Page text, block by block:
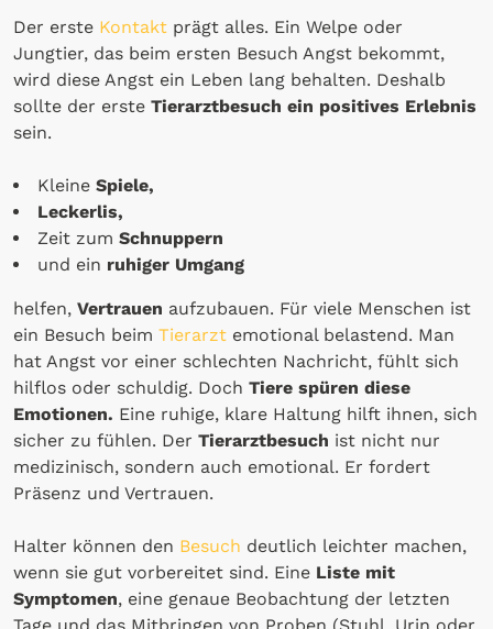
Der erste Kontakt prägt alles. Ein Welpe oder
Jungtier, das beim ersten Besuch Angst bekommt,
wird diese Angst ein Leben lang behalten. Deshalb
sollte der erste Tierarztbesuch ein positives Erlebnis
sein.
Kleine Spiele,
Leckerlis,
Zeit zum Schnuppern
und ein ruhiger Umgang
helfen, Vertrauen aufzubauen. Für viele Menschen ist
ein Besuch beim Tierarzt emotional belastend. Man
hat Angst vor einer schlechten Nachricht, fühlt sich
hilflos oder schuldig. Doch Tiere spüren diese
Emotionen. Eine ruhige, klare Haltung hilft ihnen, sich
sicher zu fühlen. Der Tierarztbesuch ist nicht nur
medizinisch, sondern auch emotional. Er fordert
Präsenz und Vertrauen.
Halter können den Besuch deutlich leichter machen,
wenn sie gut vorbereitet sind. Eine Liste mit
Symptomen, eine genaue Beobachtung der letzten